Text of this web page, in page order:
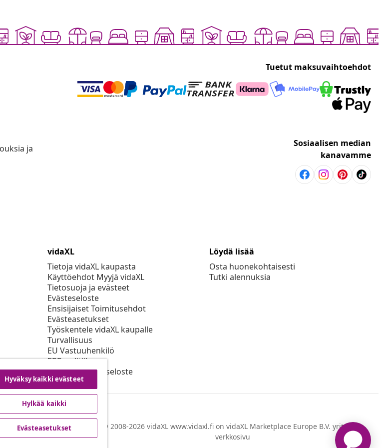
Tuetut maksuvaihtoehdot
ja
Sosiaalisen median
kanavamme
vidaXL
Tietoja vidaXL kaupasta
Käyttöehdot Myyjä vidaXL
Tietosuoja ja evästeet
Evästeseloste
Ensisijaiset Toimitusehdot
Evästeasetukset
Työskentele vidaXL kaupalle
Turvallisuus
EU Vastuuhenkilö
EPR-politiikan
Saavutettavuusseloste
Löydä lisää
Osta huonekohtaisesti
Tutki alennuksia
© 2008-2026 vidaXL www.vidaxl.fi on vidaXL Marketplace Europe B.V. yrityksen
verkkosivu
Hyväksy kaikki evästeet
Hylkää kaikki
Evästeasetukset